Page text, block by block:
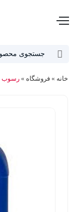
برای:
خانه » فروشگاه »رسوب